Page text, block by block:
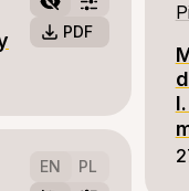
PDF
EN PL